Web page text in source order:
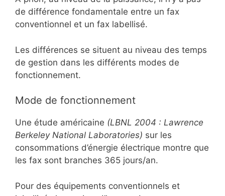
de différence fondamentale entre un fax
conventionnel et un fax labellisé.
Les différences se situent au niveau des temps
de gestion dans les différents modes de
fonctionnement.
Mode de fonctionnement
Une étude américaine (LBNL 2004 : Lawrence
Berkeley National Laboratories) sur les
consommations d’énergie électrique montre que
les fax sont branches 365 jours/an.
Pour des équipements conventionnels et